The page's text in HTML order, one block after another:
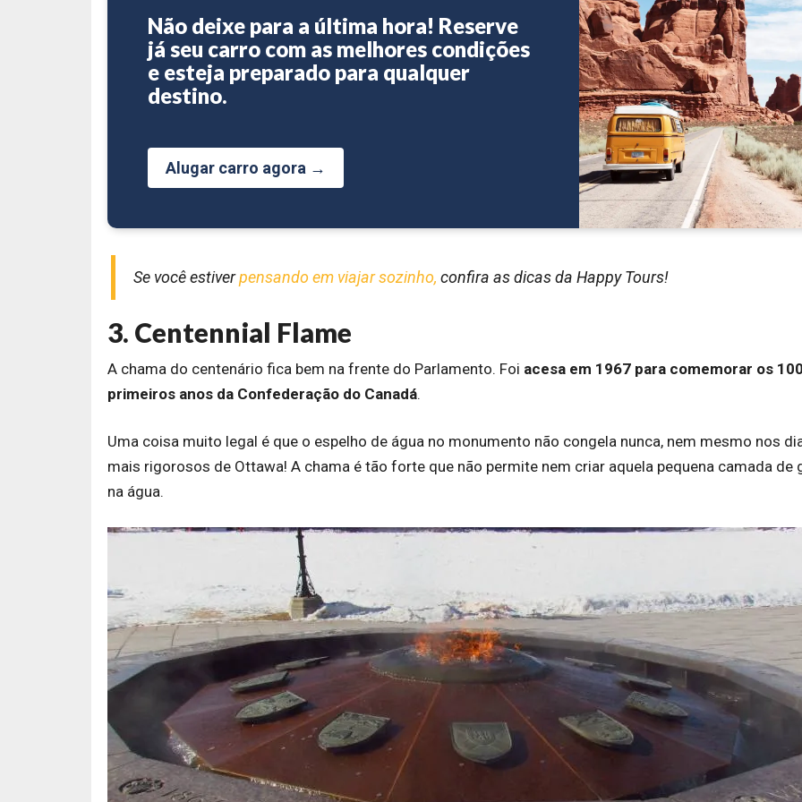
Não deixe para a última hora! Reserve
já seu carro com as melhores condições
e esteja preparado para qualquer
destino.
Alugar carro agora →
Se você estiverpensando em viajar sozinho, confira as dicas da Happy Tours!
3. Centennial Flame
A chama do centenário fica bem na frente do Parlamento. Foi acesa em 1967 para comemorar os
primeiros anos da Confederação do Canadá.
Uma coisa muito legal é que o espelho de água no monumento não congela nunca, nem mesmo nos
mais rigorosos de Ottawa! A chama é tão forte que não permite nem criar aquela pequena camada de
na água.